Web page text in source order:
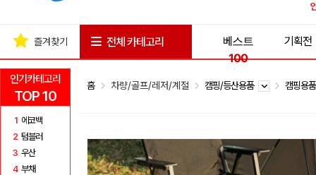
인기카테고리
TOP 10
1 에코백
2 텀블러
3 우산
4 부채
즐겨찾기 전체 카테고리
베스트
100
기획전
홈 차량/골프/레저/계절 캠핑/등산용품 캠핑용